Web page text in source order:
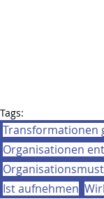
Tags:
Transformationen
Organisationen
Ist aufnehmen